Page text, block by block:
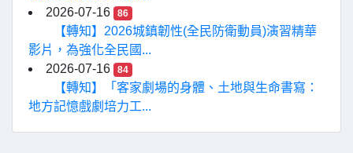
2026-07-16
86
【轉知】2026城鎮韌性(全民防衛動員)演習精華
影片，為強化全民國...
2026-07-16
84
【轉知】「客家劇場的身體、土地與生命書寫：
地方記憶戲劇培力工...